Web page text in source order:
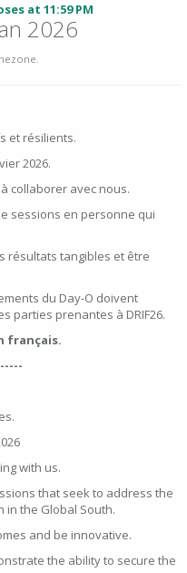
at 11:59 PM
2026
et résilients.
2026.
collaborer avec nous.
sessions en personne qui
résultats tangibles et être
du Day-O doivent
parties prenantes à DRIF26.
français.
with us.
that seek to address the
in the Global South.
and be innovative.
the ability to secure the